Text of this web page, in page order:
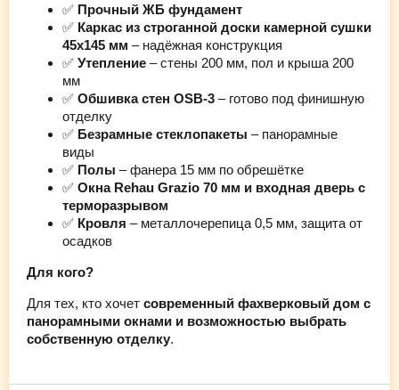
✅ Прочный ЖБ фундамент
✅ Каркас из строганной доски камерной сушки
45х145 мм – надёжная конструкция
✅ Утепление – стены 200 мм, пол и крыша 200
мм
✅ Обшивка стен OSB-3 – готово под финишную
отделку
✅ Безрамные стеклопакеты – панорамные
виды
✅ Полы – фанера 15 мм по обрешётке
✅ Окна Rehau Grazio 70 мм и входная дверь с
терморазрывом
✅ Кровля – металлочерепица 0,5 мм, защита от
осадков
Для кого?
Для тех, кто хочет современный фахверковый дом с
панорамными окнами и возможностью выбрать
собственную отделку.